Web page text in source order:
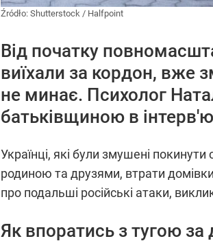
Źródło: Shutterstock / Halfpoint
Від початку
виїхали за кордон, вже
не минає. Психолог
батьківщиною в
Українці, які були змушені
родиною та друзями, втрати
про подальші російські атаки,
Як впоратись з тугою